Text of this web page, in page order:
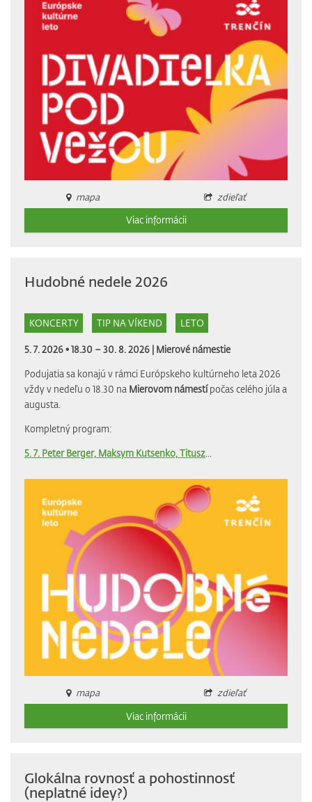
mapa
zdieľať
Viac informácii
Hudobné nedele 2026
KONCERTY TIP NA VÍKEND LETO
5. 7. 2026 • 18.30 – 30. 8. 2026 | Mierové námestie
Podujatia sa konajú v rámci Európskeho kultúrneho leta 2026
vždy v nedeľu o 18.30 na Mierovom námestípočas celého júla a
augusta.
Kompletný program:
5. 7. Peter Berger, Maksym Kutsenko, Titusz
mapa
zdieľať
Viac informácii
Glokálna rovnosť a pohostinnosť
(neplatné idey?)